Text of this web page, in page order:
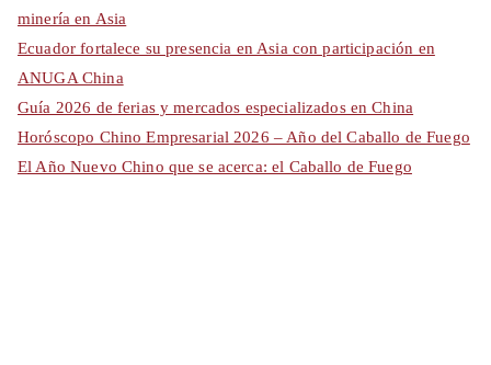
minería en Asia
Ecuador fortalece su presencia en Asia con participación en
ANUGA China
Guía 2026 de ferias y mercados especializados en China
Horóscopo Chino Empresarial 2026 – Año del Caballo de Fuego
El Año Nuevo Chino que se acerca: el Caballo de Fuego